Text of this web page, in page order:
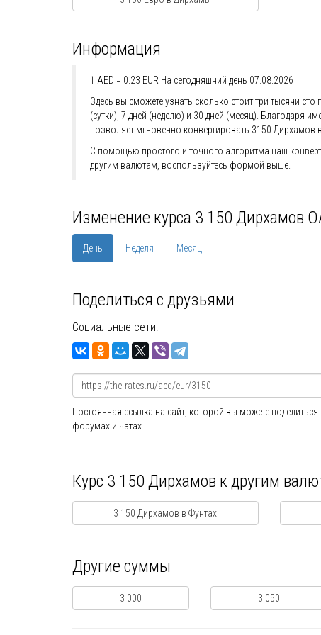
Информация
1 AED = 0.23 EUR На сегодняшний день 07.08.2026
Здесь вы сможете узнать сколько стоит три тысячи
(сутки), 7 дней (неделю) и 30 дней (месяц). Благодаря
позволяет мгновенно конвертировать 3150
С помощью простого и точного алгоритма наш
другим валютам, воспользуйтесь формой выше.
Изменение курса 3 150 Дирхамов
День Неделя Месяц
Поделиться с друзьями
Социальные сети:
Постоянная ссылка на сайт, которой вы можете
форумах и чатах.
Курс 3 150 Дирхамов к другим
3 150 Дирхамов в Фунтах
Другие суммы
3 000 3 050